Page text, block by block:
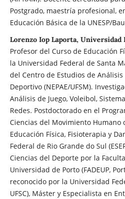
Postgrado, maestría profesional,
Educación Básica de la UNESP/
Lorenzo Iop Laporta, Universidad
Profesor del Curso de Educación
la Universidad Federal de Santa
del Centro de Estudios de
Deportivo (NEPAE/UFSM).
Análisis de Juego, Voleibol,
Redes. Postdoctorado en el
Ciencias del Movimiento Humano
Educación Física, Fisioterapia y
Federal de Rio Grande do Sul
Ciencias del Deporte por la
Universidad de Porto (FADEUP,
reconocido por la Universidad
UFSC), Máster y Especialista en